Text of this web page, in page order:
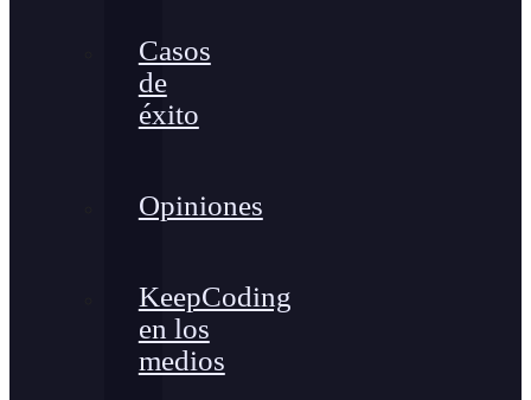
Casos
de
éxito
Opiniones
KeepCoding
en los
medios